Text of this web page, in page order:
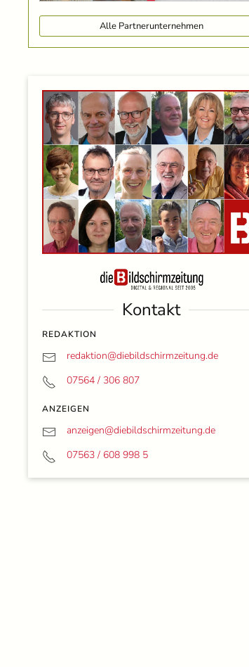
Alle Partnerunternehmen
Kontakt
REDAKTION
redaktion@diebildschirmzeitung.de
07564 / 306 807
ANZEIGEN
anzeigen@diebildschirmzeitung.de
07563 / 608 998 5